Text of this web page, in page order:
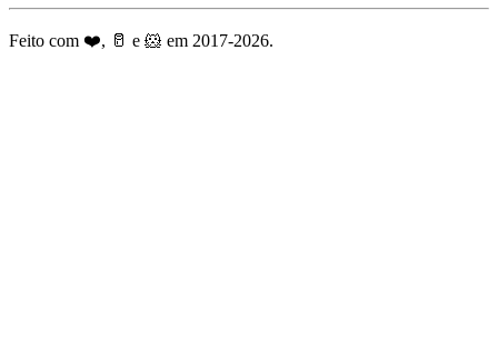
Feito com ❤️, 🥛 e 🐹 em 2017-2026.